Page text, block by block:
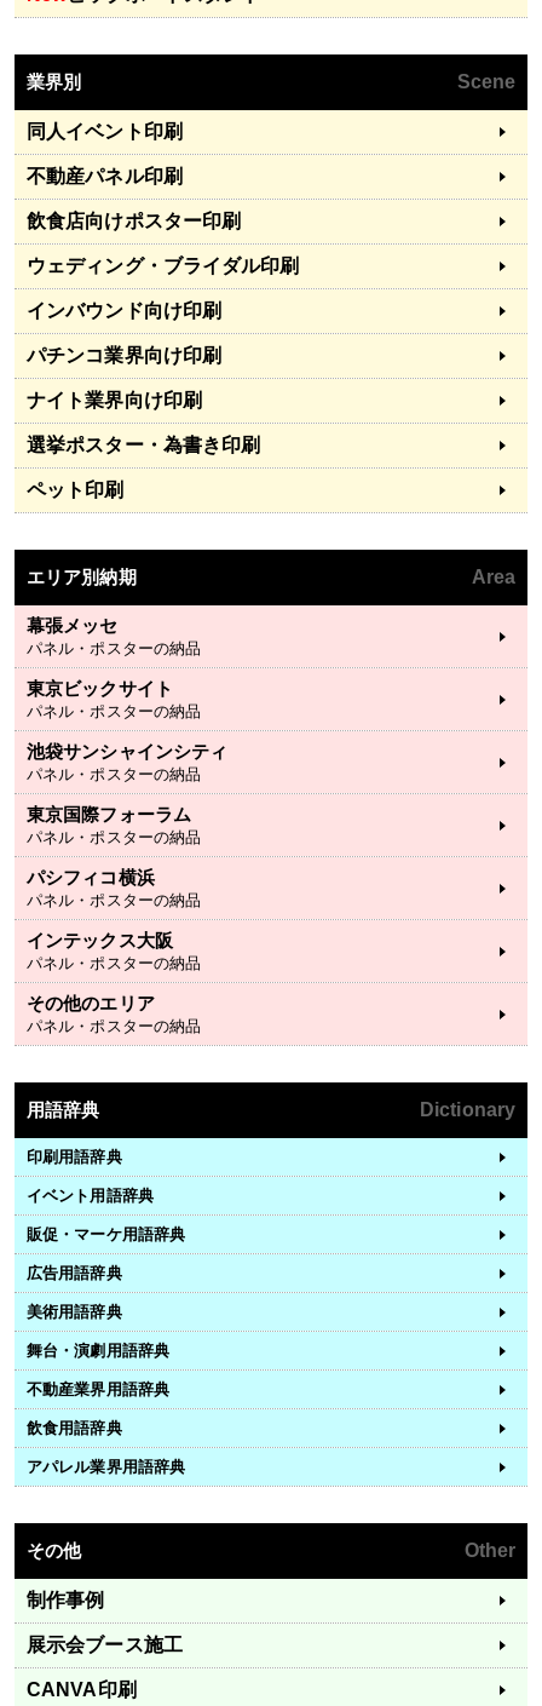
業界別 Scene
同人イベント印刷
不動産パネル印刷
飲食店向けポスター印刷
ウェディング・ブライダル印刷
インバウンド向け印刷
パチンコ業界向け印刷
ナイト業界向け印刷
選挙ポスター・為書き印刷
ペット印刷
エリア別納期 Area
幕張メッセ
パネル・ポスターの納品
東京ビックサイト
パネル・ポスターの納品
池袋サンシャインシティ
パネル・ポスターの納品
東京国際フォーラム
パネル・ポスターの納品
パシフィコ横浜
パネル・ポスターの納品
インテックス大阪
パネル・ポスターの納品
その他のエリア
パネル・ポスターの納品
用語辞典 Dictionary
印刷用語辞典
イベント用語辞典
販促・マーケ用語辞典
広告用語辞典
美術用語辞典
舞台・演劇用語辞典
不動産業界用語辞典
飲食用語辞典
アパレル業界用語辞典
その他 Other
制作事例
展示会ブース施工
CANVA印刷